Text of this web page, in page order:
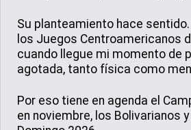
Su planteamiento hace
los Juegos Centroamericanos
cuando llegue mi momento de
agotada, tanto física como
Por eso tiene en agenda el
en noviembre, los Bolivarianos